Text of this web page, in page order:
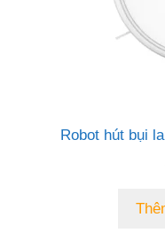
Robot hút bụi